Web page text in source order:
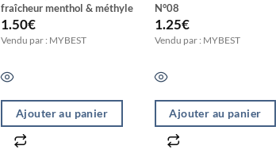
fraîcheur menthol & méthyle
1.50€
Vendu par : MYBEST
Ajouter au panier
N°08
1.25€
Vendu par : MYBEST
Ajouter au panier